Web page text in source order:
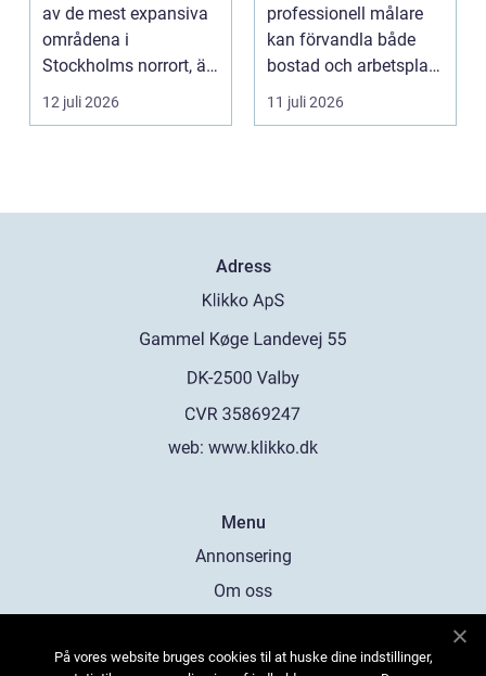
av de mest expansiva
områdena i
Stockholms norrort, är
b...
12 juli 2026
professionell målare
kan förvandla både
bostad och arbetsplats
på kort tid. Färger, yt...
11 juli 2026
Adress
web: www.klikko.dk
Menu
Annonsering
Om oss
Kontakta oss
På vores website bruges cookies til at huske dine indstillinger,